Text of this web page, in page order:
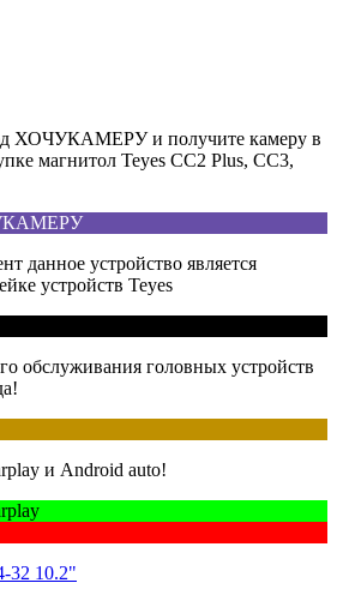
ХОЧУКАМЕРУ и получите камеру в
магнитол Teyes CC2 Plus, CC3,
данное устройство является
устройств Teyes
обслуживания головных устройств
и Android auto!
32 10.2"